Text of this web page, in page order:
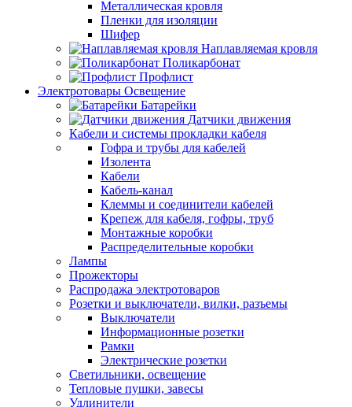
Металлическая кровля
Пленки для изоляции
Шифер
Наплавляемая кровля
Поликарбонат
Профлист
Электротовары Освещение
Батарейки
Датчики движения
Кабели и системы прокладки кабеля
Гофра и трубы для кабелей
Изолента
Кабели
Кабель-канал
Клеммы и соединители кабелей
Крепеж для кабеля, гофры, труб
Монтажные коробки
Распределительные коробки
Лампы
Прожекторы
Распродажа электротоваров
Розетки и выключатели, вилки, разъемы
Выключатели
Информационные розетки
Рамки
Электрические розетки
Светильники, освещение
Тепловые пушки, завесы
Удлинители